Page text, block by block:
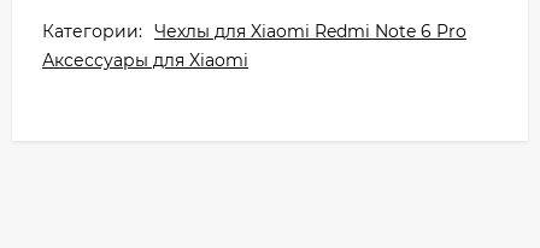
Категории: Чехлы для Xiaomi Redmi Note 6 Pro
Аксессуары для Xiaomi